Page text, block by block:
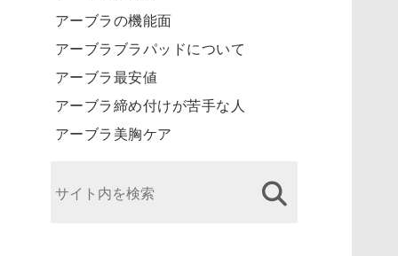
アーブラの機能面
アーブラブラパッドについて
アーブラ最安値
アーブラ締め付けが苦手な人
アーブラ美胸ケア